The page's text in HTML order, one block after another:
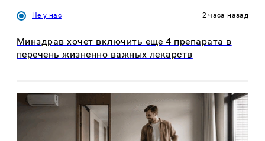
Не у нас 2 часа назад
Минздрав хочет включить еще 4 препарата в
перечень жизненно важных лекарств